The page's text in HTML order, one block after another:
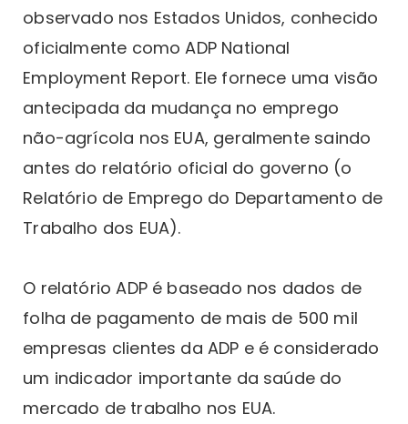
observado nos Estados Unidos, conhecido
oficialmente como ADP National
Employment Report. Ele fornece uma visão
antecipada da mudança no emprego
não-agrícola nos EUA, geralmente saindo
antes do relatório oficial do governo (o
Relatório de Emprego do Departamento de
Trabalho dos EUA).
O relatório ADP é baseado nos dados de
folha de pagamento de mais de 500 mil
empresas clientes da ADP e é considerado
um indicador importante da saúde do
mercado de trabalho nos EUA.